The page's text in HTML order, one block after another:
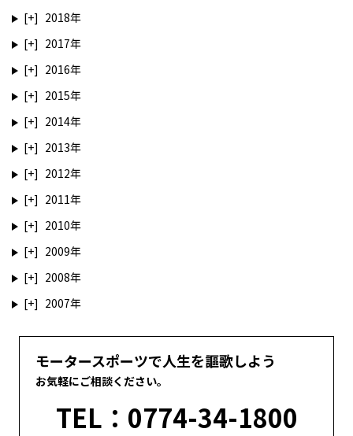
2018
2017
2016
2015
2014
2013
2012
2011
2010
2009
2008
2007
モータースポーツで人生を謳歌しよう
お気軽にご相談ください。
TEL：0774-34-1800